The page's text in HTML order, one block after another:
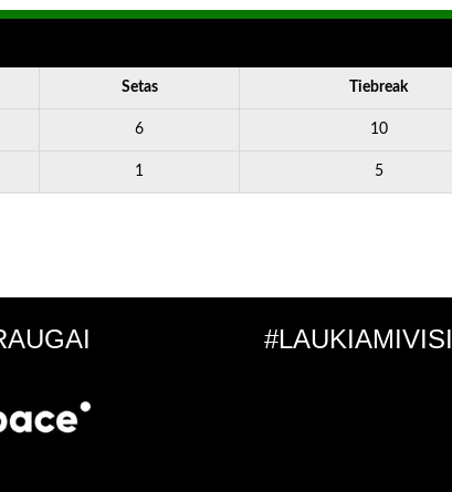
Setas Tiebreak
6 10
1 5
#LAUKIAMIVISI